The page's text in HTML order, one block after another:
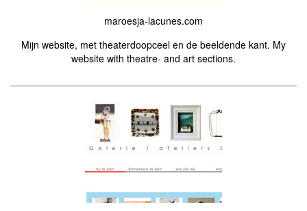
maroesja-lacunes.com
Mijn website, met theaterdoopceel en de beeldende kant. My
website with theatre- and art sections.